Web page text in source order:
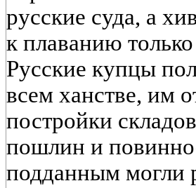
русские суда, а
к плаванию
Русские купцы
всем ханстве, им
постройки
пошлин и
подданным могли